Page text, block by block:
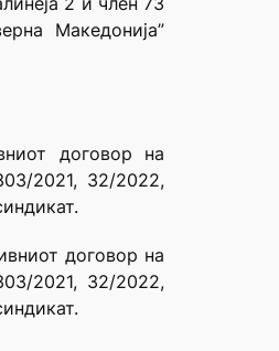
Македонија”
договор на
2021, 32/2022,
договор на
2021, 32/2022,